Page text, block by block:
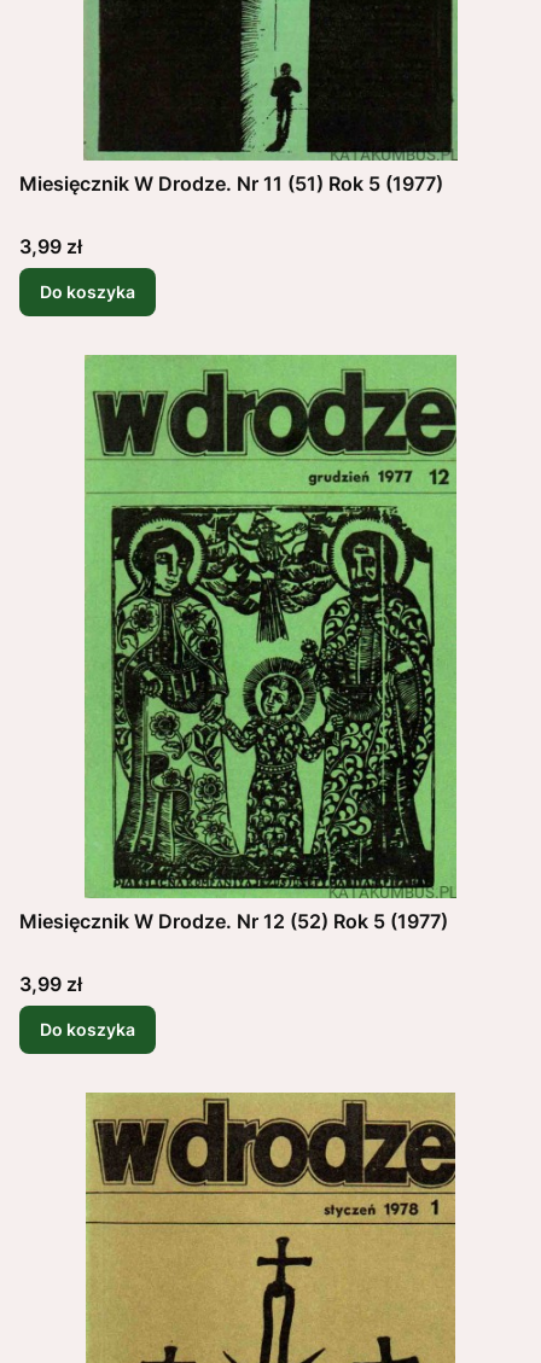
Miesięcznik W Drodze. Nr 11 (51) Rok 5 (1977)
Cena
3,99 zł
Do koszyka
Miesięcznik W Drodze. Nr 12 (52) Rok 5 (1977)
Cena
3,99 zł
Do koszyka